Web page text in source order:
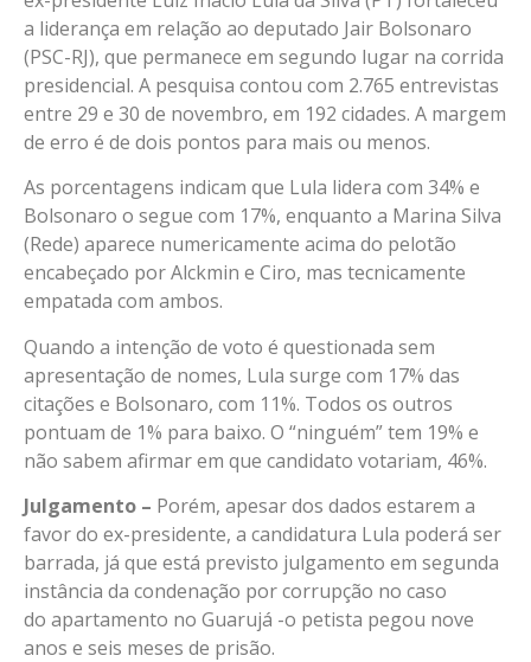
a liderança em relação ao deputado Jair Bolsonaro
(PSC-RJ), que permanece em segundo lugar na corrida
presidencial. A pesquisa contou com 2.765 entrevistas
entre 29 e 30 de novembro, em 192 cidades. A margem
de erro é de dois pontos para mais ou menos.
As porcentagens indicam que Lula lidera com 34% e
Bolsonaro o segue com 17%, enquanto a Marina Silva
(Rede) aparece numericamente acima do pelotão
encabeçado por Alckmin e Ciro, mas tecnicamente
empatada com ambos.
Quando a intenção de voto é questionada sem
apresentação de nomes, Lula surge com 17% das
citações e Bolsonaro, com 11%. Todos os outros
pontuam de 1% para baixo. O “ninguém” tem 19% e
não sabem afirmar em que candidato votariam, 46%.
Julgamento – Porém, apesar dos dados estarem a
favor do ex-presidente, a candidatura Lula poderá ser
barrada, já que está previsto julgamento em segunda
instância da condenação por corrupção no caso
do apartamento no Guarujá -o petista pegou nove
anos e seis meses de prisão.